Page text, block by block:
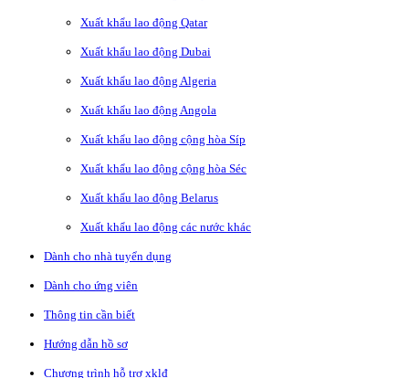
Xuất khẩu lao động Qatar
Xuất khẩu lao động Dubai
Xuất khẩu lao động Algeria
Xuất khẩu lao động Angola
Xuất khẩu lao động cộng hòa Síp
Xuất khẩu lao động cộng hòa Séc
Xuất khẩu lao động Belarus
Xuất khẩu lao động các nước khác
Dành cho nhà tuyển dụng
Dành cho ứng viên
Thông tin cần biết
Hướng dẫn hồ sơ
Chương trình hỗ trợ xklđ